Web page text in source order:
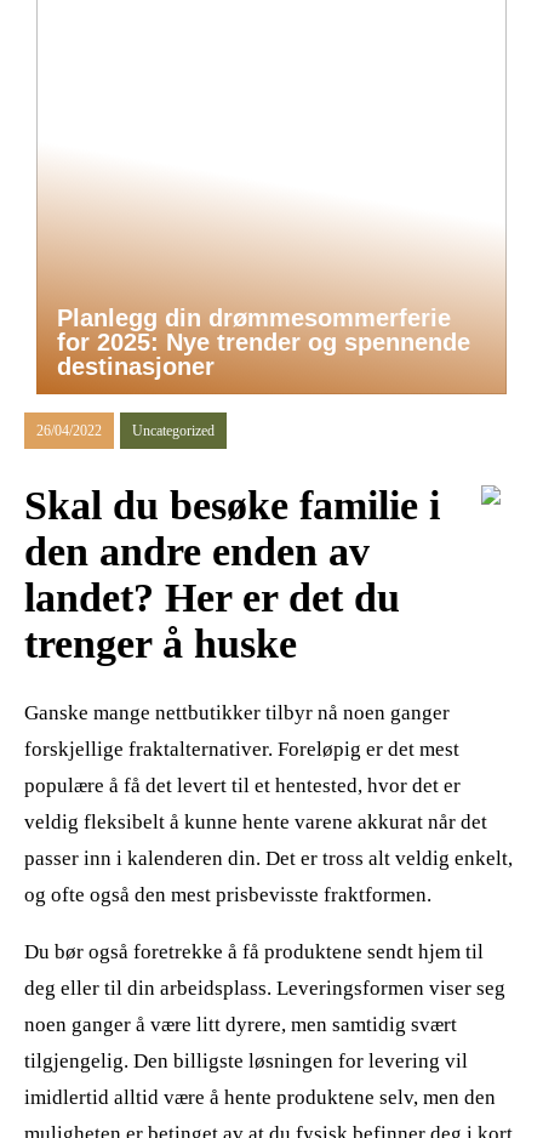
Planlegg din drømmesommerferie
for 2025: Nye trender og spennende
destinasjoner
26/04/2022 Uncategorized
Skal du besøke familie i
den andre enden av
landet? Her er det du
trenger å huske
Ganske mange nettbutikker tilbyr nå noen ganger
forskjellige fraktalternativer. Foreløpig er det mest
populære å få det levert til et hentested, hvor det er
veldig fleksibelt å kunne hente varene akkurat når det
passer inn i kalenderen din. Det er tross alt veldig enkelt,
og ofte også den mest prisbevisste fraktformen.
Du bør også foretrekke å få produktene sendt hjem til
deg eller til din arbeidsplass. Leveringsformen viser seg
noen ganger å være litt dyrere, men samtidig svært
tilgjengelig. Den billigste løsningen for levering vil
imidlertid alltid være å hente produktene selv, men den
muligheten er betinget av at du fysisk befinner deg i kort